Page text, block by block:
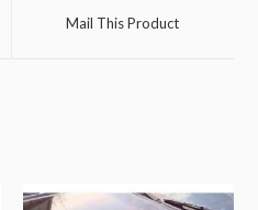
Mail This Product